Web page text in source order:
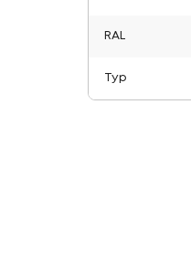
RAL
Typ